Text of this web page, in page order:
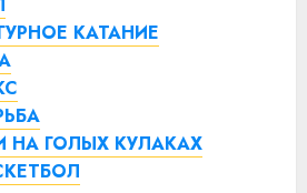
КАТАНИЕ
НА ГОЛЫХ КУЛАКАХ